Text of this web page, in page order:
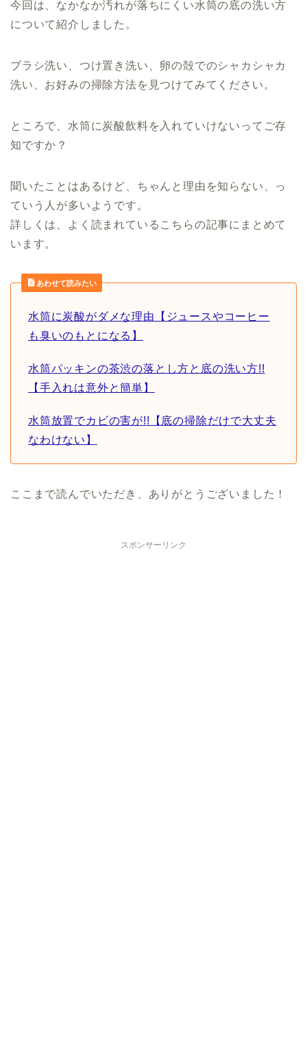
今回は、なかなか汚れが落ちにくい水筒の底の洗い方
について紹介しました。
ブラシ洗い、つけ置き洗い、卵の殻でのシャカシャカ
洗い、お好みの掃除方法を見つけてみてください。
ところで、水筒に炭酸飲料を入れていけないってご存
知ですか？
聞いたことはあるけど、ちゃんと理由を知らない、っ
ていう人が多いようです。
詳しくは、よく読まれているこちらの記事にまとめて
います。
あわせて読みたい
水筒に炭酸がダメな理由【ジュースやコーヒー
も臭いのもとになる】
水筒パッキンの茶渋の落とし方と底の洗い方!!
【手入れは意外と簡単】
水筒放置でカビの害が!!【底の掃除だけで大丈夫
なわけない】
ここまで読んでいただき、ありがとうございました！
スポンサーリンク